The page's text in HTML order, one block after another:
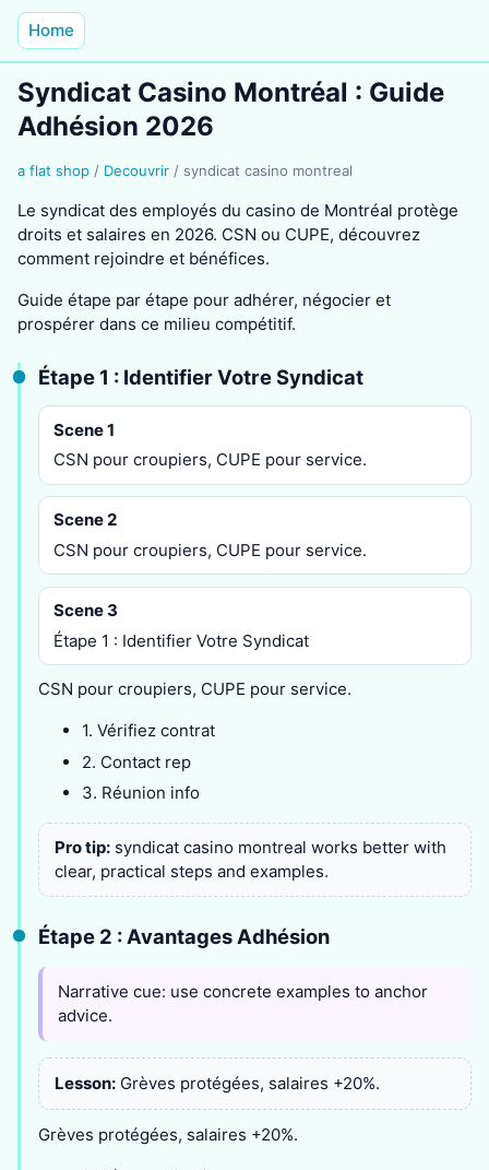
Home
Syndicat Casino Montréal : Guide
Adhésion 2026
a flat shop / Decouvrir / syndicat casino montreal
Le syndicat des employés du casino de Montréal protège
droits et salaires en 2026. CSN ou CUPE, découvrez
comment rejoindre et bénéfices.
Guide étape par étape pour adhérer, négocier et
prospérer dans ce milieu compétitif.
Étape 1 : Identifier Votre Syndicat
Scene 1
CSN pour croupiers, CUPE pour service.
Scene 2
CSN pour croupiers, CUPE pour service.
Scene 3
Étape 1 : Identifier Votre Syndicat
CSN pour croupiers, CUPE pour service.
1. Vérifiez contrat
2. Contact rep
3. Réunion info
Pro tip:syndicat casino montreal works better with
clear, practical steps and examples.
Étape 2 : Avantages Adhésion
Narrative cue: use concrete examples to anchor
advice.
Lesson:Grèves protégées, salaires +20%.
Grèves protégées, salaires +20%.